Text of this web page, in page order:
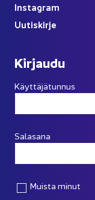
Ins­ta­gram
Uu­tis­kir­je
Kir­jau­du
Käyttäjätunnus
Salasana
Muista minut